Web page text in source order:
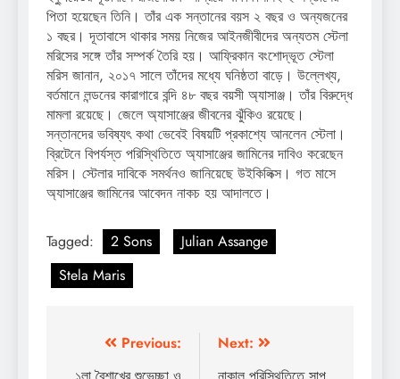
পিতা হয়েছেন তিনি। তাঁর এক সন্তানের বয়স ২ বছর ও অন্যজনের
১ বছর। দূতাবাসে থাকার সময় নিজের আইনজীবীদের অন্যতম স্টেলা
মরিসের সঙ্গে তাঁর সম্পর্ক তৈরি হয়। আফ্রিকান বংশোদ্ভূত স্টেলা
মরিস জানান, ২০১৭ সালে তাঁদের মধ্যে ঘনিষ্ঠতা বাড়ে। উল্লেখ্য,
বর্তমানে লন্ডনের কারাগারে বন্দি ৪৮ বছর বয়সী অ্যাসাঞ্জ। তাঁর বিরুদ্ধে
মামলা রয়েছে। জেলে অ্যাসাঞ্জের জীবনের ঝুঁকিও রয়েছে।
সন্তানদের ভবিষ্যৎ কথা ভেবেই বিষয়টি প্রকাশ্যে আনলেন স্টেলা।
ব্রিটেনে বিপর্যস্ত পরিস্থিতিতে অ্যাসাঞ্জের জামিনের দাবিও করেছেন
মরিস। স্টেলার দাবিকে সমর্থনও জানিয়েছে উইকিলিক্স। গত মাসে
অ্যাসাঞ্জের জামিনের আবেদন নাকচ হয় আদালতে।
Tagged: 2 Sons
Julian Assange
Stela Maris
Previous:
Next: